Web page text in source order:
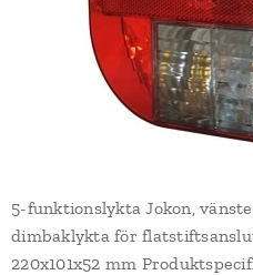
5-funktionslykta Jokon,
dimbaklykta för
220x101x52 mm